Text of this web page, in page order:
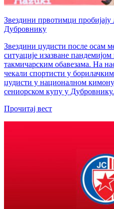
Звездини првотимци
Дубровнику
Звездини џудисти после осам
ситуације изазване
такмичарским обавезама. На
чекали спортисти у
џудисти у националном
сениорском купу у
Прочитај вест